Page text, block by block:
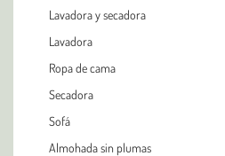
Lavadora y secadora
Lavadora
Ropa de cama
Secadora
Sofá
Almohada sin plumas